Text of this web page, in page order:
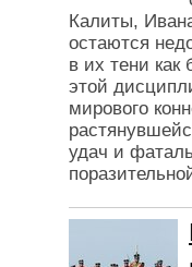
Калиты,
остаются
в их тени
этой
мирового
удач и